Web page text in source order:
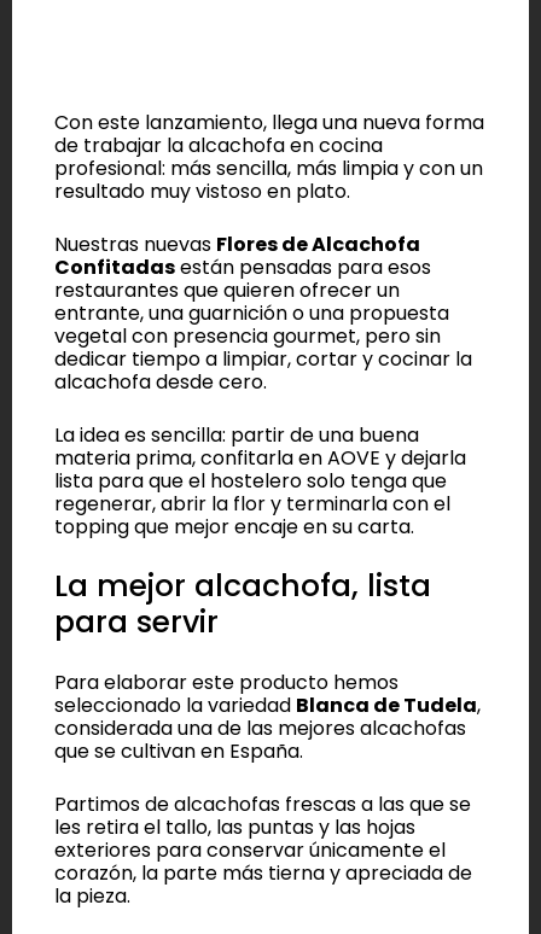
Con este lanzamiento, llega una nueva forma
de trabajar la alcachofa en cocina
profesional: más sencilla, más limpia y con un
resultado muy vistoso en plato.
Nuestras nuevas Flores de Alcachofa
Confitadasestán pensadas para esos
restaurantes que quieren ofrecer un
entrante, una guarnición o una propuesta
vegetal con presencia gourmet, pero sin
dedicar tiempo a limpiar, cortar y cocinar la
alcachofa desde cero.
La idea es sencilla: partir de una buena
materia prima, confitarla en AOVE y dejarla
lista para que el hostelero solo tenga que
regenerar, abrir la flor y terminarla con el
topping que mejor encaje en su carta.
La mejor alcachofa, lista
para servir
Para elaborar este producto hemos
seleccionado la variedad Blanca de Tudela,
considerada una de las mejores alcachofas
que se cultivan en España.
Partimos de alcachofas frescas a las que se
les retira el tallo, las puntas y las hojas
exteriores para conservar únicamente el
corazón, la parte más tierna y apreciada de
la pieza.